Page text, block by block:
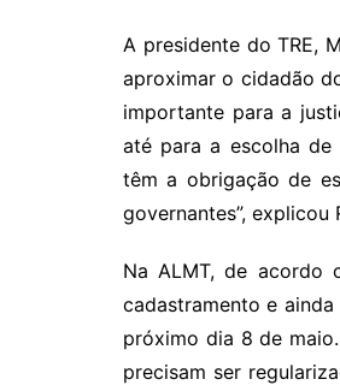
A presidente do TRE,
aproximar o cidadão
importante para a
até para a escolha de
têm a obrigação de
governantes”, explicou
Na ALMT, de acordo
cadastramento e
próximo dia 8 de
precisam ser